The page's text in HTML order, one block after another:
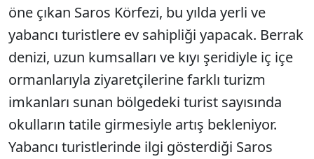
öne çıkan Saros Körfezi, bu yılda yerli ve
yabancı turistlere ev sahipliği yapacak. Berrak
denizi, uzun kumsalları ve kıyı şeridiyle iç içe
ormanlarıyla ziyaretçilerine farklı turizm
imkanları sunan bölgedeki turist sayısında
okulların tatile girmesiyle artış bekleniyor.
Yabancı turistlerinde ilgi gösterdiği Saros